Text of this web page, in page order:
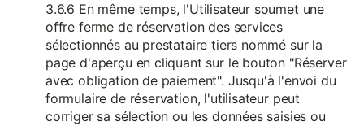
3.6.6 En même temps, l'Utilisateur soumet une
offre ferme de réservation des services
sélectionnés au prestataire tiers nommé sur la
page d'aperçu en cliquant sur le bouton "Réserver
avec obligation de paiement". Jusqu'à l'envoi du
formulaire de réservation, l'utilisateur peut
corriger sa sélection ou les données saisies ou